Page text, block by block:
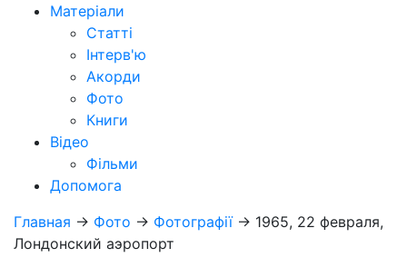
Матеріали
Статті
Інтерв'ю
Акорди
Фото
Книги
Відео
Фільми
Допомога
Главная → Фото → Фотографії→ 1965, 22 февраля,
Лондонский аэропорт